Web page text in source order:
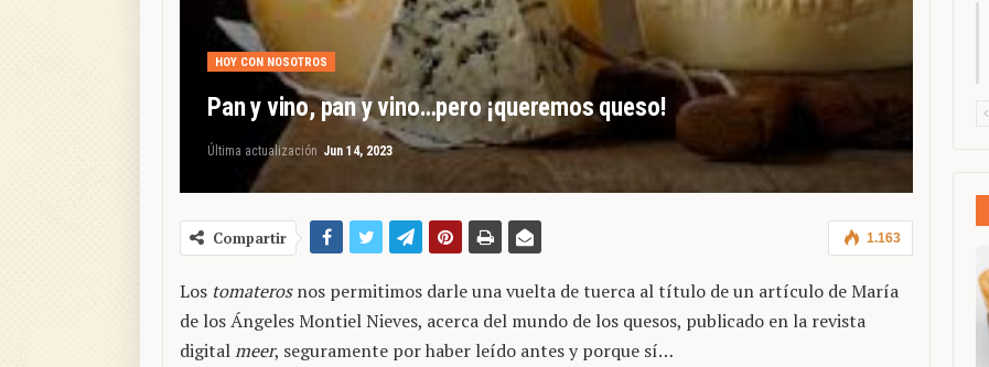
HOY CON NOSOTROS
Pan y vino, pan y vino…pero ¡queremos queso!
Última actualización Jun 14, 2023
1.163
Compartir
Los tomaterosnos permitimos darle una vuelta de tuerca al título de un artículo de María
de los Ángeles Montiel Nieves, acerca del mundo de los quesos, publicado en la revista
digitalmeer, seguramente por haber leído antes y porque sí…